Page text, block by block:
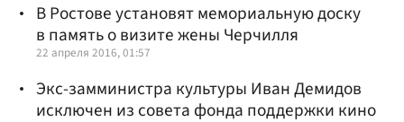
В Ростове установят мемориальную доску
в память о визите жены Черчилля
22 апреля 2016, 01:57
Экс-замминистра культуры Иван Демидов
исключен из совета фонда поддержки кино